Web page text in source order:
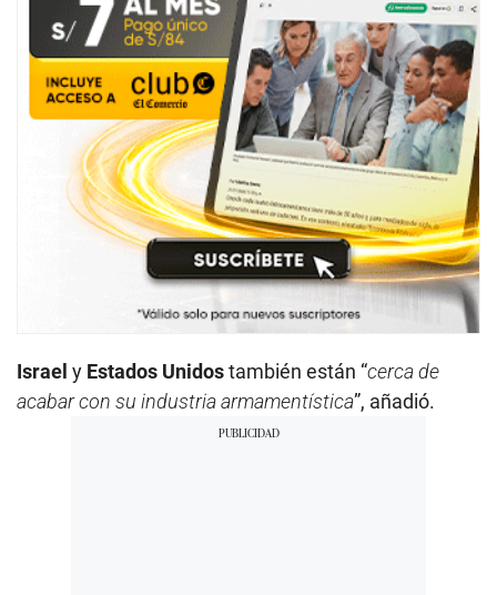
Israel y Estados Unidostambién están “cerca de
acabar con su industria armamentística”, añadió.